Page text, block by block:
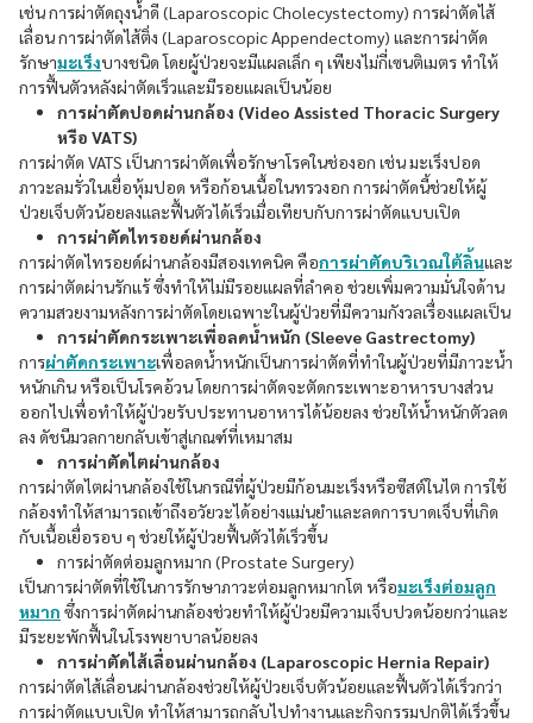
เช่น การผ่าตัดถุงน้ำดี (Laparoscopic Cholecystectomy) การผ่าตัดไส้
เลื่อน การผ่าตัดไส้ติ่ง (Laparoscopic Appendectomy) และการผ่าตัด
รักษามะเร็งบางชนิด โดยผู้ป่วยจะมีแผลเล็ก ๆ เพียงไม่กี่เซนติเมตร ทำให้
การฟื้นตัวหลังผ่าตัดเร็วและมีรอยแผลเป็นน้อย
การผ่าตัดปอดผ่านกล้อง (Video Assisted Thoracic Surgery
หรือ VATS)
การผ่าตัด VATS เป็นการผ่าตัดเพื่อรักษาโรคในช่องอก เช่น มะเร็งปอด
ภาวะลมรั่วในเยื่อหุ้มปอด หรือก้อนเนื้อในทรวงอก การผ่าตัดนี้ช่วยให้ผู้
ป่วยเจ็บตัวน้อยลงและฟื้นตัวได้เร็วเมื่อเทียบกับการผ่าตัดแบบเปิด
การผ่าตัดไทรอยด์ผ่านกล้อง
การผ่าตัดไทรอยด์ผ่านกล้องมีสองเทคนิค คือการผ่าตัดบริเวณใต้ลิ้นและ
การผ่าตัดผ่านรักแร้ ซึ่งทำให้ไม่มีรอยแผลที่ลำคอ ช่วยเพิ่มความมั่นใจด้าน
ความสวยงามหลังการผ่าตัดโดยเฉพาะในผู้ป่วยที่มีความกังวลเรื่องแผลเป็น
การผ่าตัดกระเพาะเพื่อลดน้ำหนัก (Sleeve Gastrectomy)
การผ่าตัดกระเพาะเพื่อลดน้ำหนักเป็นการผ่าตัดที่ทำในผู้ป่วยที่มีภาวะน้ำ
หนักเกิน หรือเป็นโรคอ้วน โดยการผ่าตัดจะตัดกระเพาะอาหารบางส่วน
ออกไปเพื่อทำให้ผู้ป่วยรับประทานอาหารได้น้อยลง ช่วยให้น้ำหนักตัวลด
ลง ดัชนีมวลกายกลับเข้าสู่เกณฑ์ที่เหมาสม
การผ่าตัดไตผ่านกล้อง
การผ่าตัดไตผ่านกล้องใช้ในกรณีที่ผู้ป่วยมีก้อนมะเร็งหรือซีสต์ในไต การใช้
กล้องทำให้สามารถเข้าถึงอวัยวะได้อย่างแม่นยำและลดการบาดเจ็บที่เกิด
กับเนื้อเยื่อรอบ ๆ ช่วยให้ผู้ป่วยฟื้นตัวได้เร็วขึ้น
การผ่าตัดต่อมลูกหมาก (Prostate Surgery)
เป็นการผ่าตัดที่ใช้ในการรักษาภาวะต่อมลูกหมากโต หรือมะเร็งต่อมลูก
หมาก ซึ่งการผ่าตัดผ่านกล้องช่วยทำให้ผู้ป่วยมีความเจ็บปวดน้อยกว่าและ
มีระยะพักฟื้นในโรงพยาบาลน้อยลง
การผ่าตัดไส้เลื่อนผ่านกล้อง (Laparoscopic Hernia Repair)
การผ่าตัดไส้เลื่อนผ่านกล้องช่วยให้ผู้ป่วยเจ็บตัวน้อยและฟื้นตัวได้เร็วกว่า
การผ่าตัดแบบเปิด ทำให้สามารถกลับไปทำงานและกิจกรรมปกติได้เร็วขึ้น